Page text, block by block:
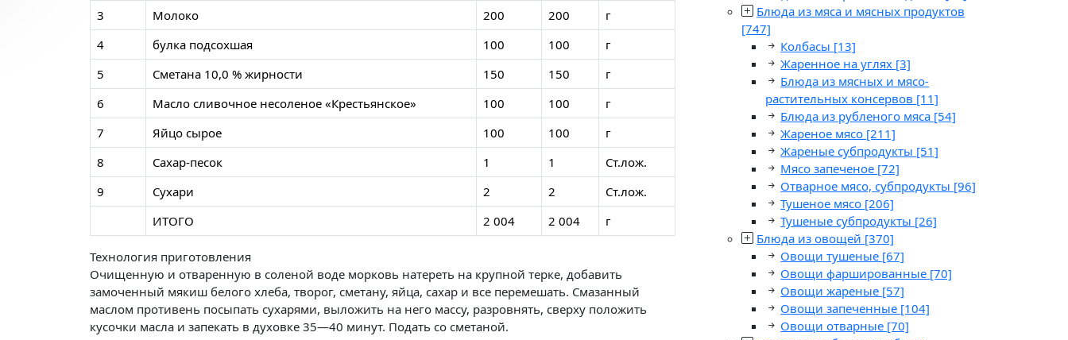
Блюда из мяса и мясных продуктов
[747]
Колбасы [13]
Жаренное на углях [3]
Блюда из мясных и мясо-
растительных консервов [11]
Блюда из рубленого мяса [54]
Жареное мясо [211]
Жареные субпродукты [51]
Мясо запеченое [72]
Отварное мясо, субпродукты [96]
Тушеное мясо [206]
Тушеные субпродукты [26]
Блюда из овощей [370]
Овощи тушеные [67]
Овощи фаршированные [70]
Овощи жареные [57]
Овощи запеченные [104]
Овощи отварные [70]
3
Молоко 200 200
г
4
булка подсохшая 100 100
г
5
Сметана 10,0 % жирности 150 150
г
6
Масло сливочное несоленое «Крестьянское» 100 100
г
7
Яйцо сырое 100 100
г
8
Сахар-песок 1 1
Ст.лож.
9
Сухари 2 2
Ст.лож.
ИТОГО
2 004 2 004 г
Технология приготовления
Очищенную и отваренную в соленой воде морковь натереть на крупной терке, добавить
замоченный мякиш белого хлеба, творог, сметану, яйца, сахар и все перемешать. Смазанный
маслом противень посыпать сухарями, выложить на него массу, разровнять, сверху положить
кусочки масла и запекать в духовке 35—40 минут. Подать со сметаной.